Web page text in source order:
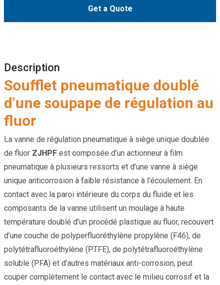
Get a Quote
Description
Soufflet pneumatique doublé
d’une soupape de régulation au
fluor
La vanne de régulation pneumatique à siège unique doublée
de fluor ZJHPFest composée d’un actionneur à film
pneumatique à plusieurs ressorts et d’une vanne à siège
unique anticorrosion à faible résistance à l’écoulement. En
contact avec la paroi intérieure du corps du fluide et les
composants de la vanne utilisent un moulage à haute
température doublé d’un procédé plastique au fluor, recouvert
d’une couche de polyperfluoréthylène propylène (F46), de
polytétrafluoroéthylène (PTFE), de polytétrafluoroéthylène
soluble (PFA) et d’autres matériaux anti-corrosion, peut
couper complètement le contact avec le milieu corrosif et la